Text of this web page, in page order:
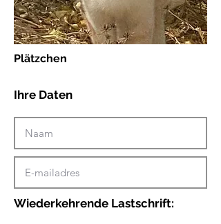
Plätzchen
Ihre Daten
Wiederkehrende Lastschrift: